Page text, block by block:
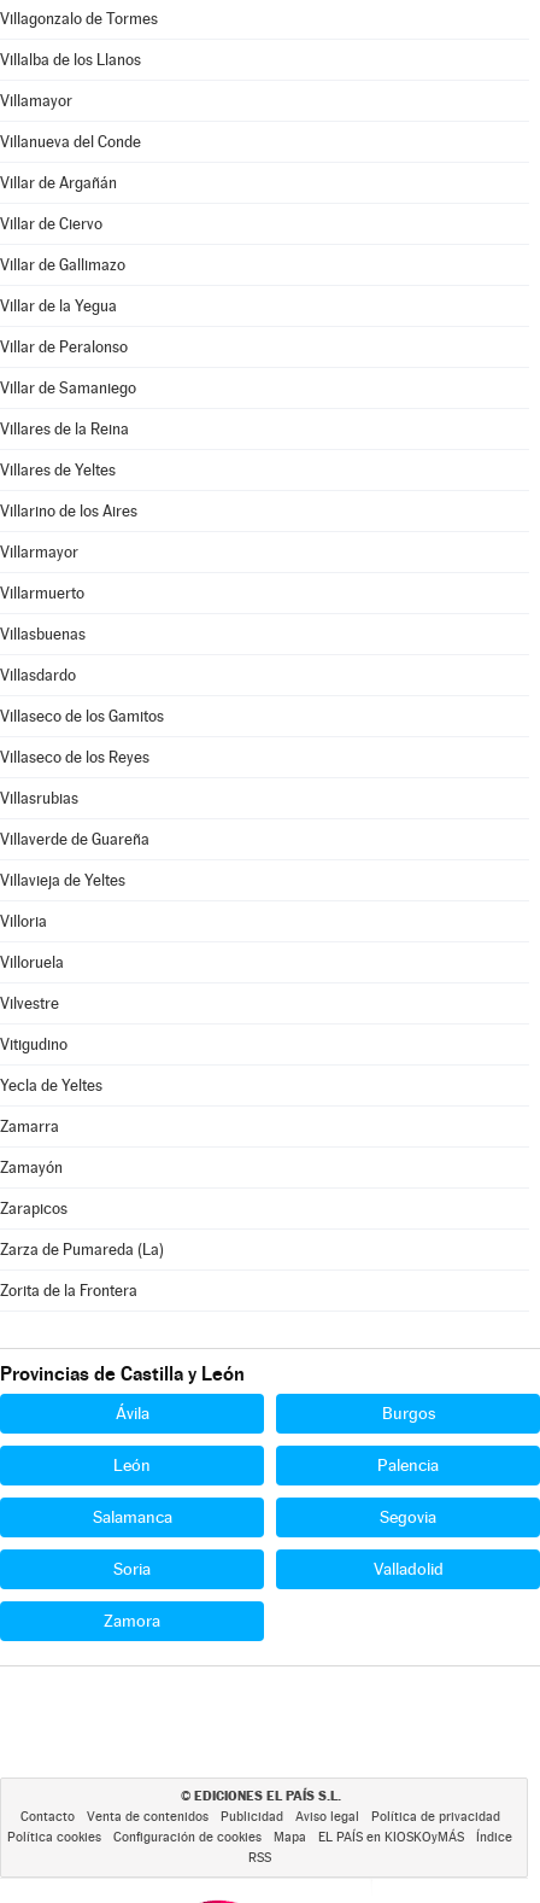
Villagonzalo de Tormes
Villalba de los Llanos
Villamayor
Villanueva del Conde
Villar de Argañán
Villar de Ciervo
Villar de Gallimazo
Villar de la Yegua
Villar de Peralonso
Villar de Samaniego
Villares de la Reina
Villares de Yeltes
Villarino de los Aires
Villarmayor
Villarmuerto
Villasbuenas
Villasdardo
Villaseco de los Gamitos
Villaseco de los Reyes
Villasrubias
Villaverde de Guareña
Villavieja de Yeltes
Villoria
Villoruela
Vilvestre
Vitigudino
Yecla de Yeltes
Zamarra
Zamayón
Zarapicos
Zarza de Pumareda (La)
Zorita de la Frontera
Provincias de Castilla y León
Ávila Burgos
León Palencia
Salamanca Segovia
Soria Valladolid
Zamora
© EDICIONES EL PAÍS S.L.
Contacto Venta de contenidos Publicidad Aviso legal
Política de privacidad
Política cookies
Configuración de cookies Mapa EL PAÍS en KIOSKOyMÁS
Índice
RSS